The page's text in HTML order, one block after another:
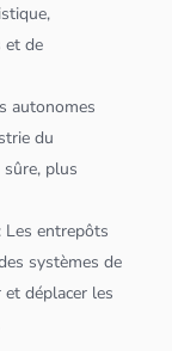
et de
autonomes
du
plus
: Les entrepôts
systèmes de
déplacer les